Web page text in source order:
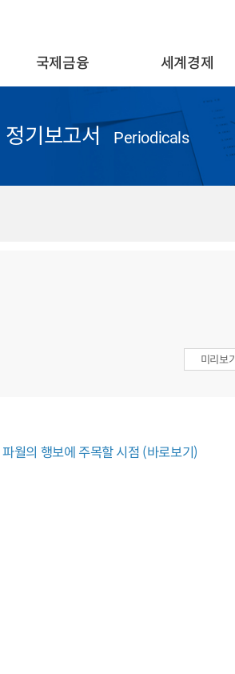
국제금융 세계경제
정기보고서 Periodicals
미리보기
월의 행보에 주목할 시점 (바로보기)